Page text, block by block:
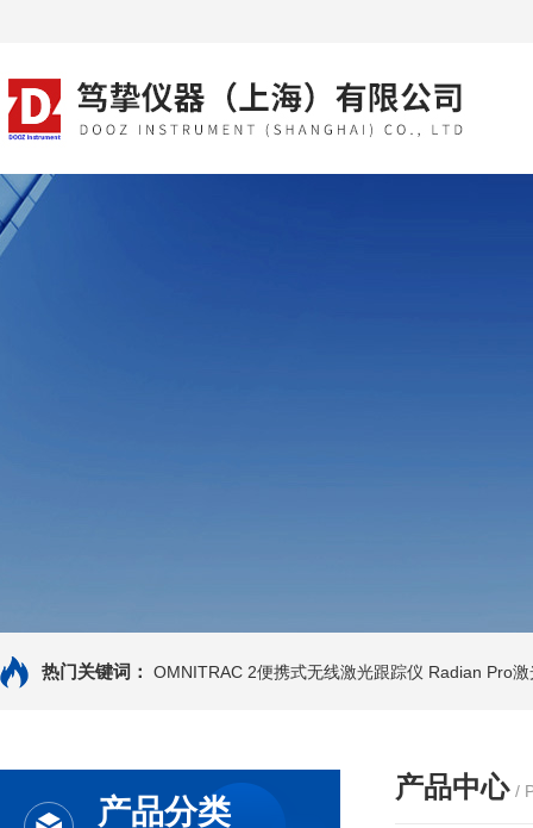
热门关键词： OMNITRAC 2便携式无线激光跟踪仪 Radian Pro
产品分类
产品中心 /